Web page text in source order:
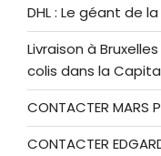
DHL : Le géant de
Livraison à
colis dans la
CONTACTER MARS
CONTACTER